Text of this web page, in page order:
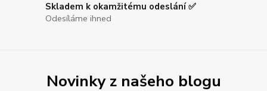
Skladem k okamžitému odeslání ✅
Odesíláme ihned
Novinky z našeho blogu